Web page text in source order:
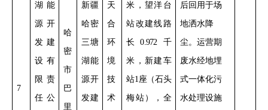
7
湖能
源开
发建
设有
限责
任公
哈
密
市
巴
里
新疆
哈密
三塘
湖能
源开
发建
天
合
环
境
技
术
米，望洋台
站改建线路
长0.972千
米，新建车
站1座（石头
梅站），全
后回用于场
地洒水降
尘。运营期
废水经地埋
式一体化污
水处理设施